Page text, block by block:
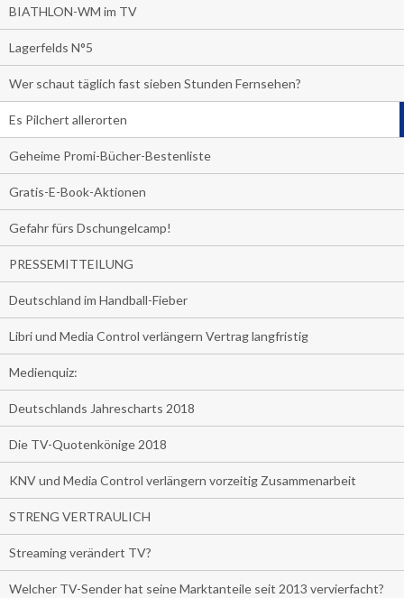
BIATHLON-WM im TV
Lagerfelds N°5
Wer schaut täglich fast sieben Stunden Fernsehen?
Es Pilchert allerorten
Geheime Promi-Bücher-Bestenliste
Gratis-E-Book-Aktionen
Gefahr fürs Dschungelcamp!
PRESSEMITTEILUNG
Deutschland im Handball-Fieber
Libri und Media Control verlängern Vertrag langfristig
Medienquiz:
Deutschlands Jahrescharts 2018
Die TV-Quotenkönige 2018
KNV und Media Control verlängern vorzeitig Zusammenarbeit
STRENG VERTRAULICH
Streaming verändert TV?
Welcher TV-Sender hat seine Marktanteile seit 2013 vervierfacht?